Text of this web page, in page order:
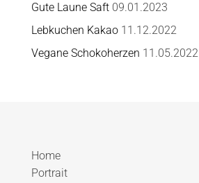
Gute Laune Saft 09.01.2023
Lebkuchen Kakao 11.12.2022
Vegane Schokoherzen 11.05.2022
Home
Portrait